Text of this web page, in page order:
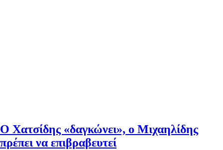
Ο Χατσίδης «δαγκώνει», ο Μιχαηλίδης
πρέπει να επιβραβευτεί